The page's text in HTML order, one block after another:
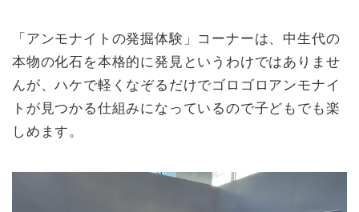
「アンモナイトの発掘体験」コーナーは、中生代の
本物の化石を本格的に発見というわけではありませ
んが、ハケで軽くなぞるだけでゴロゴロアンモナイ
トが見つかる仕組みになっているので子どもでも楽
しめます。